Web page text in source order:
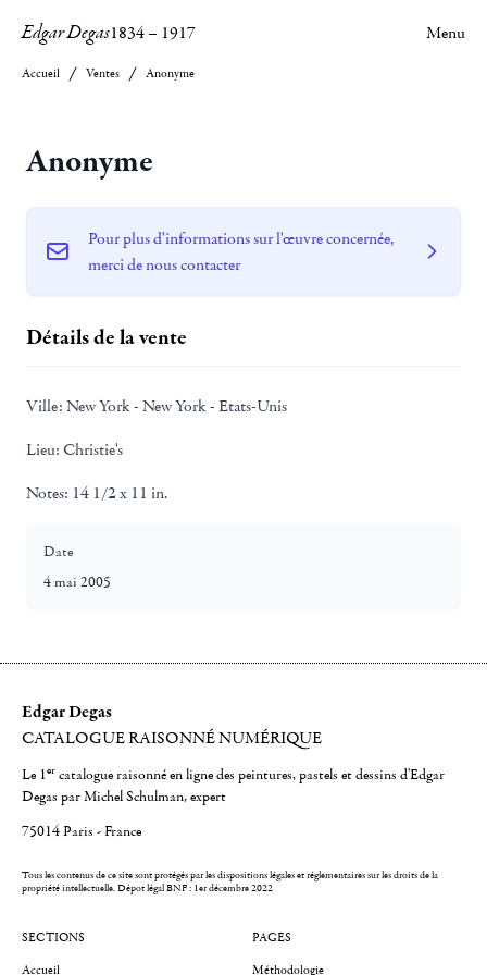
Edgar Degas1834– 1917 Menu
Accueil Ventes Anonyme
Anonyme
Pour plus d'informations sur l'œuvre concernée,
merci de nous contacter
Détails de la vente
Ville: New York - New York - Etats-Unis
Lieu: Christie's
Notes: 14 1/2 x 11 in.
Date
4 mai 2005
Edgar Degas
CATALOGUE RAISONNÉ NUMÉRIQUE
Le 1er catalogue raisonné en ligne des peintures, pastels et dessins d'Edgar
Degas par Michel Schulman, expert
75014 Paris - France
Tous les contenus de ce site sont protégés par les dispositions légales et réglementaires sur les droits de la
propriété intellectuelle.Dépot légal BNF : 1er décembre 2022
SECTIONS
Accueil
PAGES
Méthodologie